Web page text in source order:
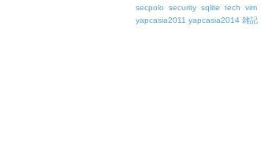
secpolo
security sqlite tech vim
yapcasia2011 yapcasia2014 雑記